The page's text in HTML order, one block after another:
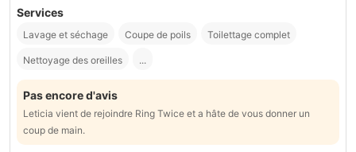
Services
Lavage et séchage Coupe de poils Toilettage complet
Nettoyage des oreilles ...
Pas encore d'avis
Leticia vient de rejoindre Ring Twice et a hâte de vous donner un
coup de main.